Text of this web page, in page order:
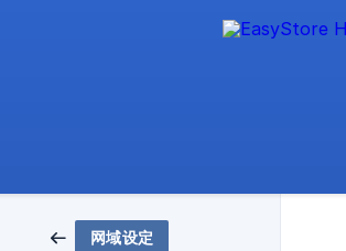
网域设定